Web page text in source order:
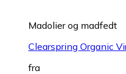
Madolier og madfedt
Clearspring Organic
fra